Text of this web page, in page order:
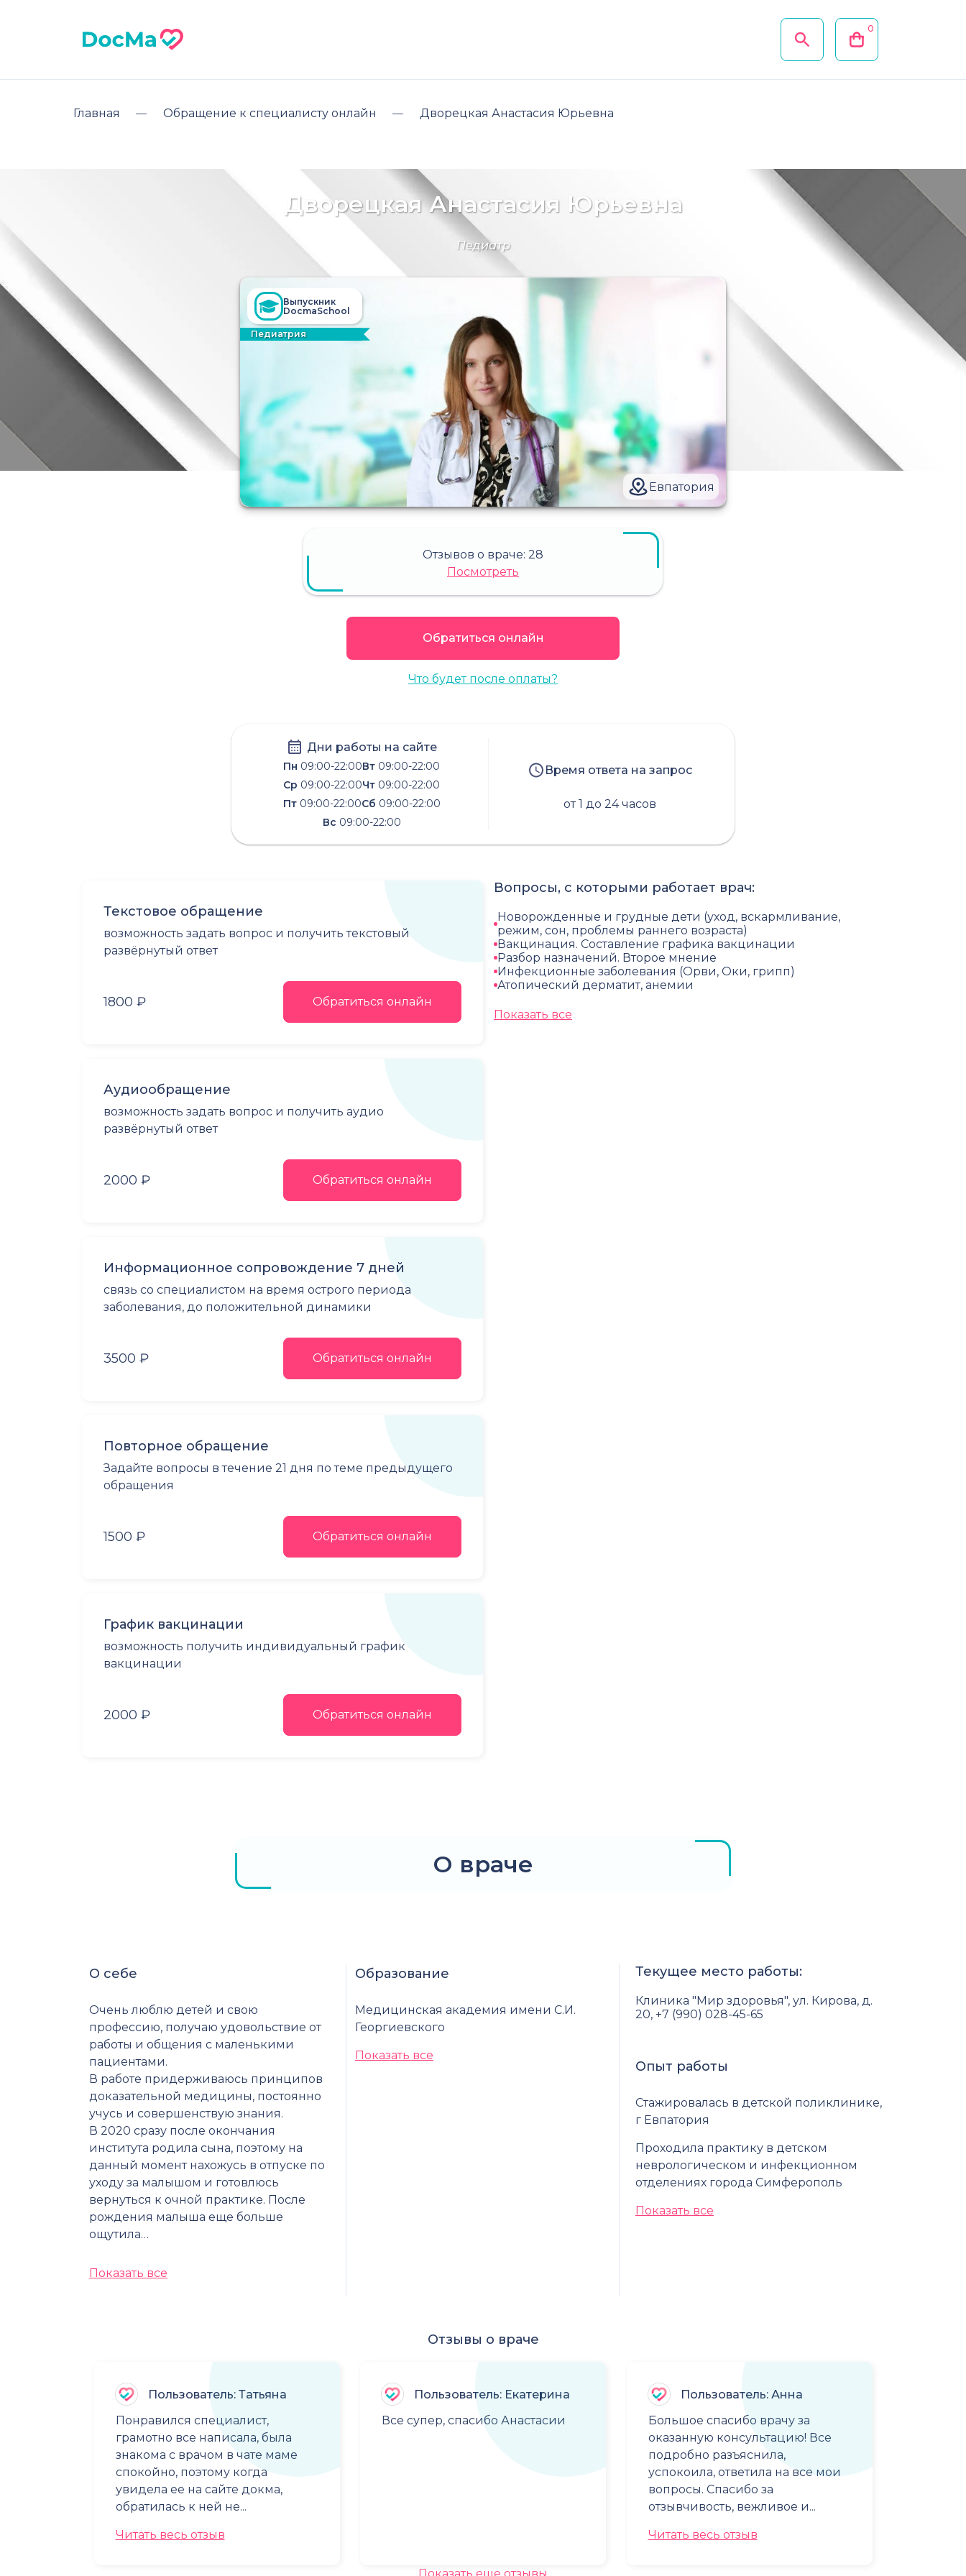
0
Главная Обращение к специалисту онлайн Дворецкая Анастасия Юрьевна
Дворецкая Анастасия Юрьевна
Педиатр
Евпатория
Выпускник
DocmaSchool
Педиатрия
Отзывов о враче: 28
Посмотреть
Обратиться онлайн
Что будет после оплаты?
Дни работы на сайте
Пн 09:00-22:00Вт 09:00-22:00
Ср 09:00-22:00Чт 09:00-22:00
Пт09:00-22:00Сб 09:00-22:00
Вс 09:00-22:00
Время ответа на запрос
от 1 до 24 часов
Текстовое обращение
возможность задать вопрос и получить текстовый
развёрнутый ответ
1800 ₽ Обратиться онлайн
Аудиообращение
возможность задать вопрос и получить аудио
развёрнутый ответ
2000 ₽ Обратиться онлайн
Информационное сопровождение 7 дней
связь со специалистом на время острого периода
заболевания, до положительной динамики
3500 ₽ Обратиться онлайн
Повторное обращение
Задайте вопросы в течение 21 дня по теме предыдущего
обращения
1500 ₽ Обратиться онлайн
График вакцинации
возможность получить индивидуальный график
вакцинации
2000 ₽ Обратиться онлайн
Вопросы, с которыми работает врач:
Новорожденные и грудные дети (уход, вскармливание,
режим, сон, проблемы раннего возраста)
Вакцинация. Составление графика вакцинации
Разбор назначений. Второе мнение
Инфекционные заболевания (Орви, Оки, грипп)
Атопический дерматит, анемии
Показать все
О враче
О себе
Очень люблю детей и свою
профессию, получаю удовольствие от
работы и общения с маленькими
пациентами.
В работе придерживаюсь принципов
доказательной медицины, постоянно
учусь и совершенствую знания.
В 2020 сразу после окончания
института родила сына, поэтому на
данный момент нахожусь в отпуске по
уходу за малышом и готовлюсь
вернуться к очной практике. После
рождения малыша еще больше
ощутила…
Показать все
Образование
Медицинская академия имени С.И.
Георгиевского
Показать все
Текущее место работы:
Клиника "Мир здоровья", ул. Кирова, д.
20, +7 (990) 028-45-65
Опыт работы
Стажировалась в детской поликлинике,
г Евпатория
Проходила практику в детском
неврологическом и инфекционном
отделениях города Симферополь
Показать все
Отзывы о враче
Пользователь: Татьяна
Понравился специалист,
грамотно все написала, была
знакома с врачом в чате маме
спокойно, поэтому когда
увидела ее на сайте докма,
обратилась к ней не...
Читать весь отзыв
Пользователь: Екатерина
Все супер, спасибо Анастасии
Пользователь: Анна
Большое спасибо врачу за
оказанную консультацию! Все
подробно разъяснила,
успокоила, ответила на все мои
вопросы. Спасибо за
отзывчивость, вежливое и...
Читать весь отзыв